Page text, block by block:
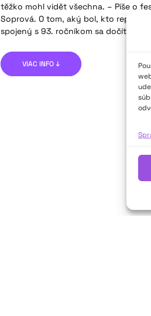
těžko mohl vidět všechna. – Píše o
Soprová. O tom, aký bol, kto
spojený s 93. ročníkom sa dočítate v
VIAC INFO ↓